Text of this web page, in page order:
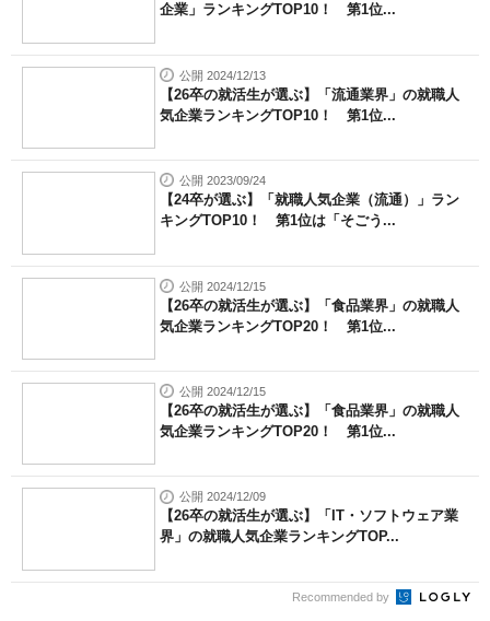
企業」ランキングTOP10！ 第1位...
公開 2024/12/13
【26卒の就活生が選ぶ】「流通業界」の就職人
気企業ランキングTOP10！ 第1位...
公開 2023/09/24
【24卒が選ぶ】「就職人気企業（流通）」ラン
キングTOP10！ 第1位は「そごう...
公開 2024/12/15
【26卒の就活生が選ぶ】「食品業界」の就職人
気企業ランキングTOP20！ 第1位...
公開 2024/12/15
【26卒の就活生が選ぶ】「食品業界」の就職人
気企業ランキングTOP20！ 第1位...
公開 2024/12/09
【26卒の就活生が選ぶ】「IT・ソフトウェア業
界」の就職人気企業ランキングTOP...
Recommended by